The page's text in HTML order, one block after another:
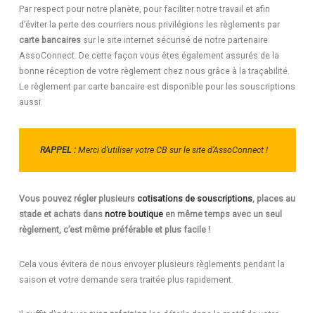
Par respect pour notre planète, pour faciliter notre travail et afin
d’éviter la perte des courriers nous privilégions les règlements par
carte bancairessur le site internet sécurisé de notre partenaire
AssoConnect. De cette façon vous êtes également assurés de la
bonne réception de votre règlement chez nous grâce à la traçabilité.
Le règlement par carte bancaire est disponible pour les souscriptions
aussi.
RAPPEL : Merci d’utiliser votre CB sur le site d’AssoConnect !
Vous pouvez régler plusieurs cotisations de souscriptions, places au
stade et achats dans notre boutiqueen même temps avec un seul
règlement, c’est même préférable et plus facile !
Cela vous évitera de nous envoyer plusieurs règlements pendant la
saison et votre demande sera traitée plus rapidement.